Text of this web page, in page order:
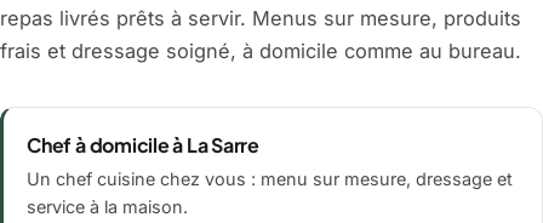
repas livrés prêts à servir. Menus sur mesure, produits
frais et dressage soigné, à domicile comme au bureau.
Chef à domicile à La Sarre
Un chef cuisine chez vous : menu sur mesure, dressage et
service à la maison.